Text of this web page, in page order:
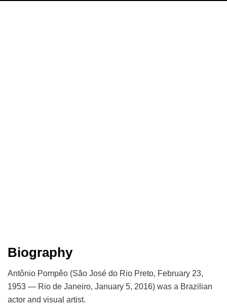
Biography
Antônio Pompêo (São José do Rio Preto, February 23,
1953 — Rio de Janeiro, January 5, 2016) was a Brazilian
actor and visual artist.